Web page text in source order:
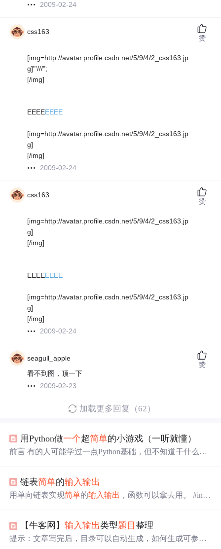
2009-02-24
css163
[img=http://avatar.profile.csdn.net/5/9/4/2_css163.jp
g]"'///";
[/img]
EEEEEEEE
[img=http://avatar.profile.csdn.net/5/9/4/2_css163.jp
g]
[/img]
2009-02-24
赞
css163
[img=http://avatar.profile.csdn.net/5/9/4/2_css163.jp
g]
[/img]
EEEEEEEE
[img=http://avatar.profile.csdn.net/5/9/4/2_css163.jp
g]
[/img]
2009-02-24
赞
seagull_apple
看不到图，顶一下
2009-02-23
赞
加载更多回复（62）
用Python做一个超简单的小游戏（一听就懂）
前言 有的人可能学过一点Python基础，但不知道干什么
举例while语法举例拆分代码讲解 写它会用到 while 循环 ra
ndom 模块 if 语句输入输出 函数 源码先抛出来 import rando
再给secret赋值 p
链表简单的输入输出
用单向链表实现简单的输入输出 ，函数可以拿去用。 #incl
} ; /*函数声明*/ struct NODE *creat(); void output(struct NOD
E *head); int main() { struct NODE *he
【牛客网】输入输出类型题目整理
提示：文章写完后，目录可以自动生成，如何生成可参考